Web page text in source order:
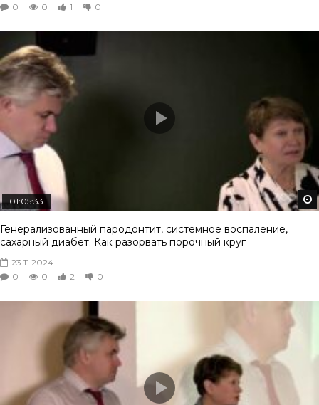
0
0 1 0
01:05:33
Генерализованный пародонтит, системное воспаление,
сахарный диабет. Как разорвать порочный круг
23.11.2024
0
0 2 0